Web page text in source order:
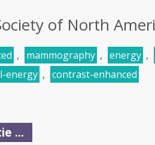
of North
, mammography , energy ,
energy , contrast-enhanced
...